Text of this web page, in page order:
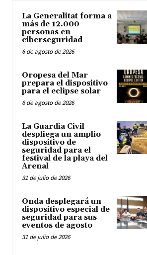
La Generalitat forma a
más de 12.000
personas en
ciberseguridad
6 de agosto de 2026
Oropesa del Mar
prepara el dispositivo
para el eclipse solar
6 de agosto de 2026
La Guardia Civil
despliega un amplio
dispositivo de
seguridad para el
festival de la playa del
Arenal
31 de julio de 2026
Onda desplegará un
dispositivo especial de
seguridad para sus
eventos de agosto
31 de julio de 2026